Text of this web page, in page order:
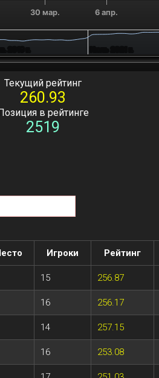
30 мар. 6 апр.
Текущий рейтинг
260.93
в рейтинге
2519
Игроки Рейтинг
15 256.87
16 256.17
14 257.15
16 253.08